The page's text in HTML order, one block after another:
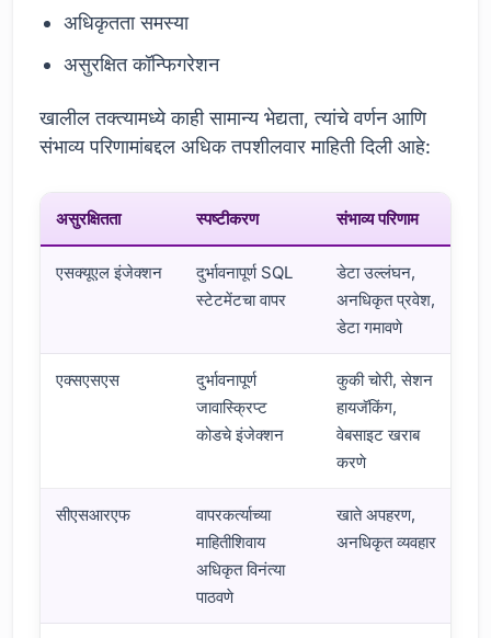
अधिकृतता समस्या
असुरक्षित कॉन्फिगरेशन
खालील तक्त्यामध्ये काही सामान्य भेद्यता, त्यांचे वर्णन आणि
संभाव्य परिणामांबद्दल अधिक तपशीलवार माहिती दिली आहे:
असुरक्षितता स्पष्टीकरण संभाव्य परिणाम
एसक्यूएल इंजेक्शन
दुर्भावनापूर्ण SQL
स्टेटमेंटचा वापर
डेटा उल्लंघन,
अनधिकृत प्रवेश,
डेटा गमावणे
एक्सएसएस
दुर्भावनापूर्ण
जावास्क्रिप्ट
कोडचे इंजेक्शन
कुकी चोरी, सेशन
हायजॅकिंग,
वेबसाइट खराब
करणे
सीएसआरएफ
वापरकर्त्याच्या
माहितीशिवाय
अधिकृत विनंत्या
पाठवणे
खाते अपहरण,
अनधिकृत व्यवहार